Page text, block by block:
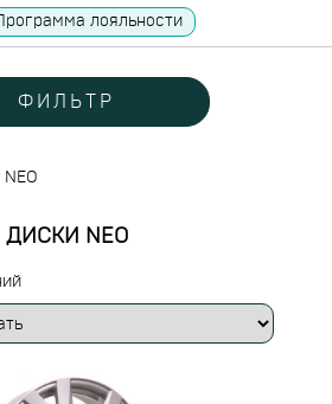
лояльности
ФИЛЬТР
ДИСКИ NEO